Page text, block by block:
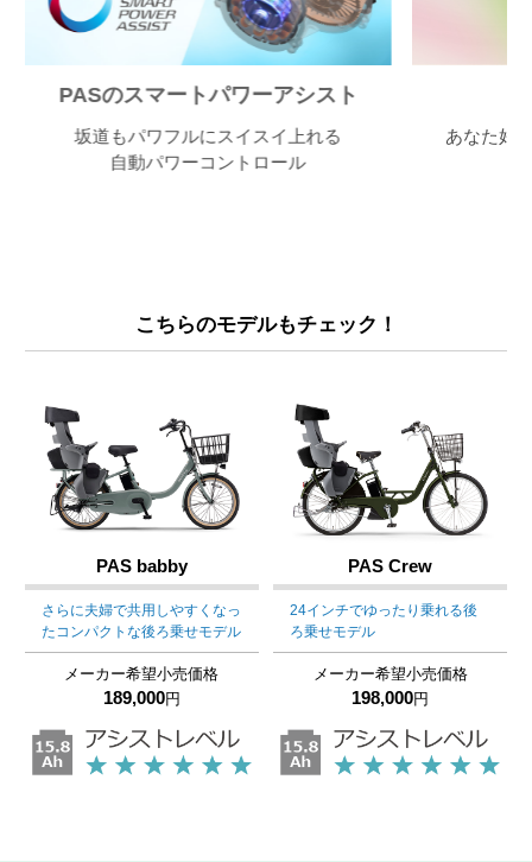
PASのスマートパワーアシスト
坂道もパワフルにスイスイ上れる
自動パワーコントロール
あなた好
こちらのモデルもチェック！
PAS babby
さらに夫婦で共用しやすくなっ
たコンパクトな後ろ乗せモデル
メーカー希望小売価格
189,000円
PAS Crew
24インチでゆったり乗れる後
ろ乗せモデル
メーカー希望小売価格
198,000円